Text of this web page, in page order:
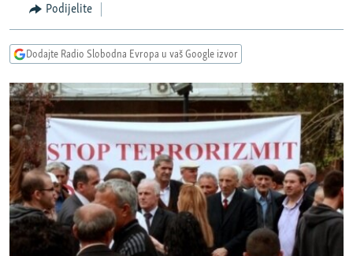
pretragu
VIDEO
INFOGRAFIKE
PODCASTI
KINA NA BALKANU
RSE PRIČE IZ SVIJETA
ISPRIČAJ MI
DNEVNO@RSE
SPECIJALI RSE
VIŠE OD NASLOVA
GENOCID U SREBRENICI
PRATITE NAS
Podijelite
Dodajte Radio Slobodna Evropa u vaš Google izvor